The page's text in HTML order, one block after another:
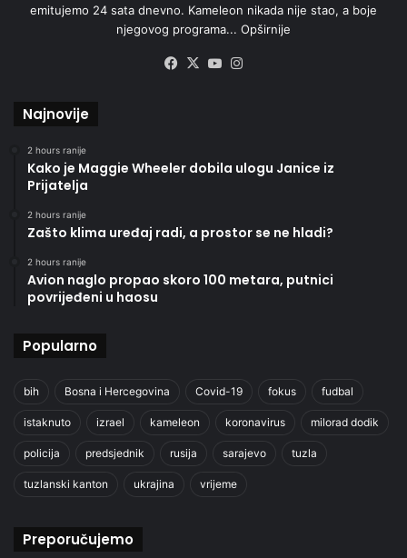
emitujemo 24 sata dnevno. Kameleon nikada nije stao, a boje
njegovog programa... Opširnije
Facebook
X YouTube
Najnovije
2 hours ranije
Kako je Maggie Wheeler dobila ulogu Janice iz
Prijatelja
2 hours ranije
Zašto klima uređaj radi, a prostor se ne hladi?
2 hours ranije
Avion naglo propao skoro 100 metara, putnici
povrijeđeni u haosu
Popularno
bih Bosna i Hercegovina Covid-19 fokus fudbal
istaknuto izrael kameleon koronavirus milorad dodik
policija predsjednik rusija sarajevo tuzla
tuzlanski kanton ukrajina vrijeme
Preporučujemo